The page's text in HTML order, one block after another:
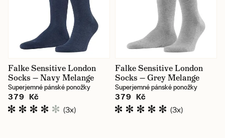
Falke Sensitive London
Socks — Navy Melange
Superjemné pánské ponožky
379 Kč
(3x)
Falke Sensitive London
Socks — Grey Melange
Superjemné pánské ponožky
379 Kč
(3x)